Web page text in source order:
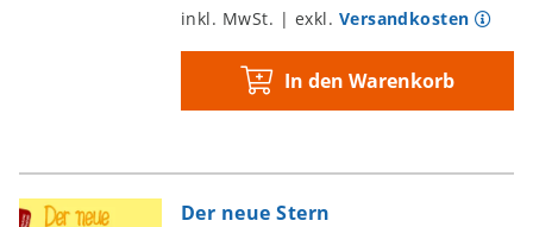
inkl. MwSt. | exkl. Versandkosten
In den Warenkorb
Der neue Stern